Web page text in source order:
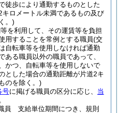
徒歩により通勤するものとした
ロメートル未満であるもの及び
。)
を利用して、その運賃等を負担
用することを常例とする職員(交
自転車等を使用しなければ通勤
ある職員以外の職員であって、
かつ、自転車等を使用しないで
とした場合の通勤距離が片道2キ
のを除く。)
号に掲げる職員の区分に応じ、 当
員 支給単位期間につき、規則